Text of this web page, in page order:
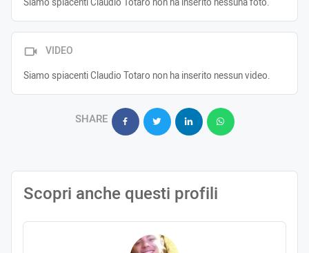
VIDEO
Siamo spiacenti Claudio Totaro non ha inserito nessun video.
SHARE
Scopri anche questi profili